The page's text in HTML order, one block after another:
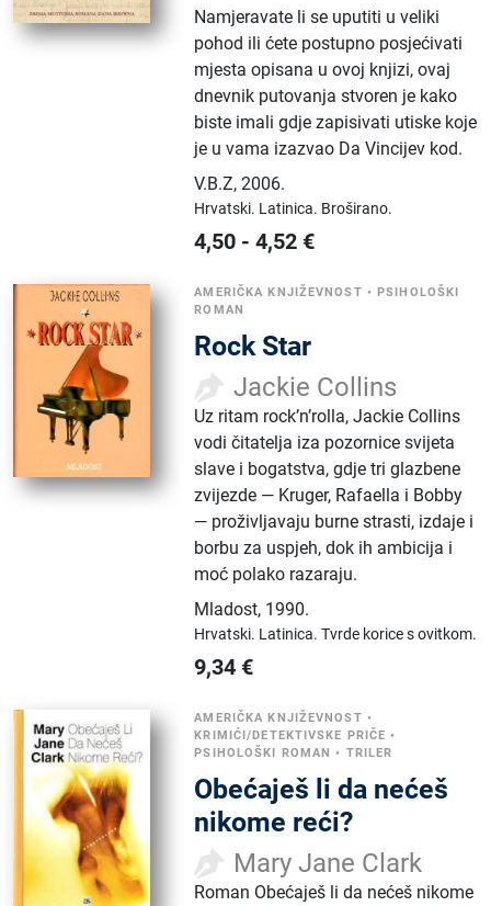
Namjeravate li se uputiti u veliki
pohod ili ćete postupno posjećivati
mjesta opisana u ovoj knjizi, ovaj
dnevnik putovanja stvoren je kako
biste imali gdje zapisivati utiske koje
je u vama izazvao Da Vincijev kod.
V.B.Z,2006.
Hrvatski. Latinica. Broširano.
4,50 -4,52 €
AMERIČKA KNJIŽEVNOST •PSIHOLOŠKI
ROMAN
Rock Star
Jackie Collins
Uz ritam rock’n’rolla, Jackie Collins
vodi čitatelja iza pozornice svijeta
slave i bogatstva, gdje tri glazbene
zvijezde — Kruger, Rafaella i Bobby
— proživljavaju burne strasti, izdaje i
borbu za uspjeh, dok ih ambicija i
moć polako razaraju.
Mladost, 1990.
Hrvatski. Latinica.Tvrde korice s ovitkom.
9,34 €
AMERIČKA KNJIŽEVNOST •
KRIMIĆI/DETEKTIVSKE PRIČE •
PSIHOLOŠKI ROMAN • TRILER
Obećaješ li da nećeš
nikome reći?
Mary Jane Clark
Roman Obećaješ li da nećeš nikome